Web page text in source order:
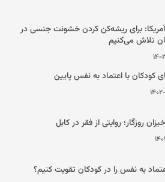
برای ریشه‌کن کردن خشونت جنسی در
تلاش می‌کنیم
۲-۶
کودکان با اعتماد به نفس پایین
۲۸
روزگار؛ روایتی از فقر در کابل
۱۱
به نفس را در کودکان تقویت کنیم؟